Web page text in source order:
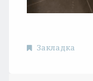
Закладка